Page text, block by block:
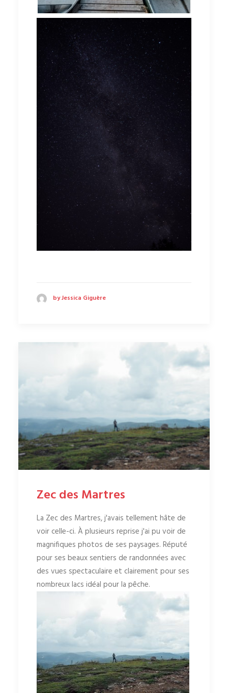
by Jessica Giguère
Zec des Martres
La Zec des Martres, j'avais tellement hâte de
voir celle-ci. À plusieurs reprise j'ai pu voir de
magnifiques photos de ses paysages. Réputé
pour ses beaux sentiers de randonnées avec
des vues spectaculaire et clairement pour ses
nombreux lacs idéal pour la pêche.